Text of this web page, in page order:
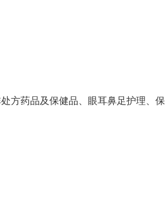
方药品及保健品、眼耳鼻足护理、